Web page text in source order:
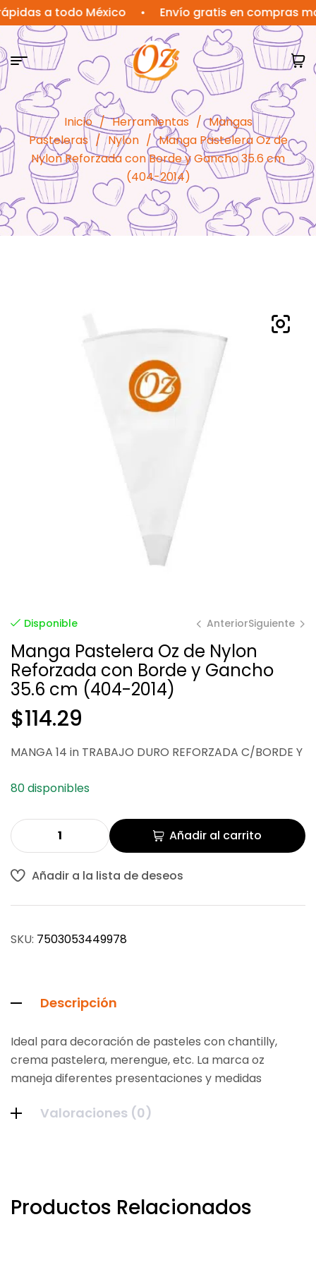
a todo México • Envío gratis en compras
Inicio / Herramientas / Mangas
Pasteleras / Nylon / Manga Pastelera Oz de
Nylon Reforzada con Borde y Gancho 35.6 cm
(404-2014)
Disponible Anterior
$55.08
Siguiente
$87.43
Manga Pastelera Oz de Nylon
Reforzada con Borde y Gancho
35.6 cm (404-2014)
$114.29
MANGA 14 in TRABAJO DURO REFORZADA C/BORDE Y
80 disponibles
Añadir al carrito
Añadir a la lista de deseos
SKU: 7503053449978
Descripción
Ideal para decoración de pasteles con chantilly,
crema pastelera, merengue, etc. La marca oz
maneja diferentes presentaciones y medidas
Valoraciones (0)
Productos Relacionados